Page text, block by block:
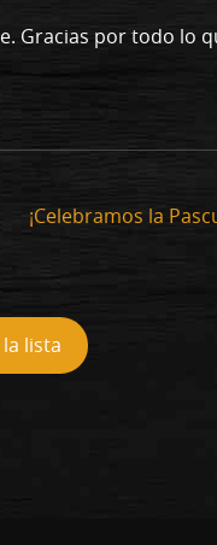
Gracias por todo lo
¡Celebramos la
lista